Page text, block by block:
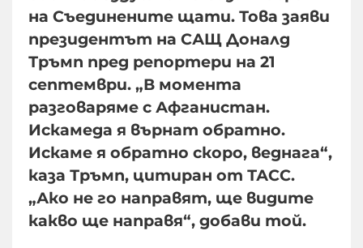
на Съединените щати. Това заяви
президентът на САЩ Доналд
Тръмп пред репортери на 21
септември. „В момента
разговаряме с Афганистан.
Искамеда я върнат обратно.
Искаме я обратно скоро, веднага“,
каза Тръмп, цитиран от ТАСС.
„Ако не го направят, ще видите
какво ще направя“, добави той.